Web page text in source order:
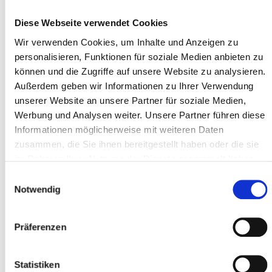
Diese Webseite verwendet Cookies
Wir verwenden Cookies, um Inhalte und Anzeigen zu
personalisieren, Funktionen für soziale Medien anbieten zu
können und die Zugriffe auf unsere Website zu analysieren.
Außerdem geben wir Informationen zu Ihrer Verwendung
unserer Website an unsere Partner für soziale Medien,
Werbung und Analysen weiter. Unsere Partner führen diese
Informationen möglicherweise mit weiteren Daten
zusammen, die Sie ihnen bereitgestellt haben oder die sie
Notwendig
Präferenzen
Statistiken
Einzelzimmer
keine Übernachtung
Wie hast du von uns erfahren?
Magazin / Werbeanzeige
Persönliche Empfehlung
Diese können auch als PDF zusammen mit dem Anmeldeformular